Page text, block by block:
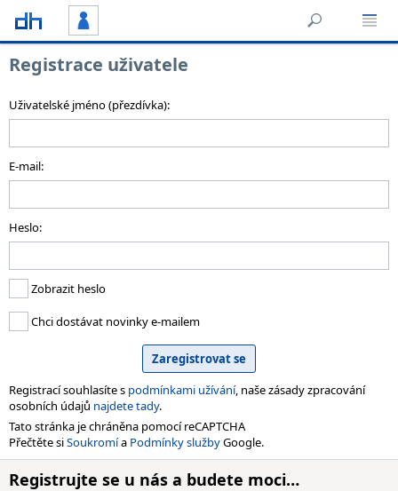
Registrace uživatele
Uživatelské jméno (přezdívka):
E-mail:
Heslo:
Zobrazit heslo
Chci dostávat novinky e-mailem
Registrací souhlasíte s podmínkami užívání, naše zásady zpracování
osobních údajů najdete tady.
Tato stránka je chráněna pomocí reCAPTCHA
Přečtěte siSoukromía Podmínky službyGoogle.
Registrujte se u nás a budete moci…